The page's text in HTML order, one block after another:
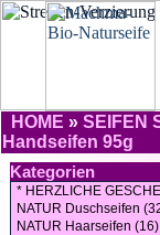
HOME » SEIFEN
Handseifen 95g
Kategorien
* HERZLICHE
NATUR Duschseifen
NATUR Haarseifen (16)